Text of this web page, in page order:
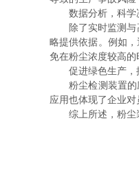
数据分析，科学
除了实时监测与高
略提供依据。例如
免在粉尘浓度较高的
促进绿色生产，
粉尘检测装置的应
应用也体现了企业
综上所述，粉尘装